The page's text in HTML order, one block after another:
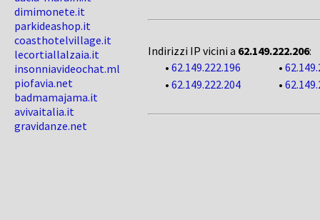
dimimonete.it
parkideashop.it
coasthotelvillage.it
lecortiallalzaia.it
insonniavideochat.ml
piofavia.net
badmamajama.it
avivaitalia.it
gravidanze.net
Indirizzi IP vicini a 62.149.222.206:
• 62.149.222.196 •
• 62.149.222.204 •